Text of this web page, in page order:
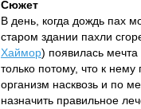
Сюжет
В день, когда дождь пах
старом здании пахли
Хаймор) появилась мечта
только потому, что к
организм насквозь и по
назначить правильное